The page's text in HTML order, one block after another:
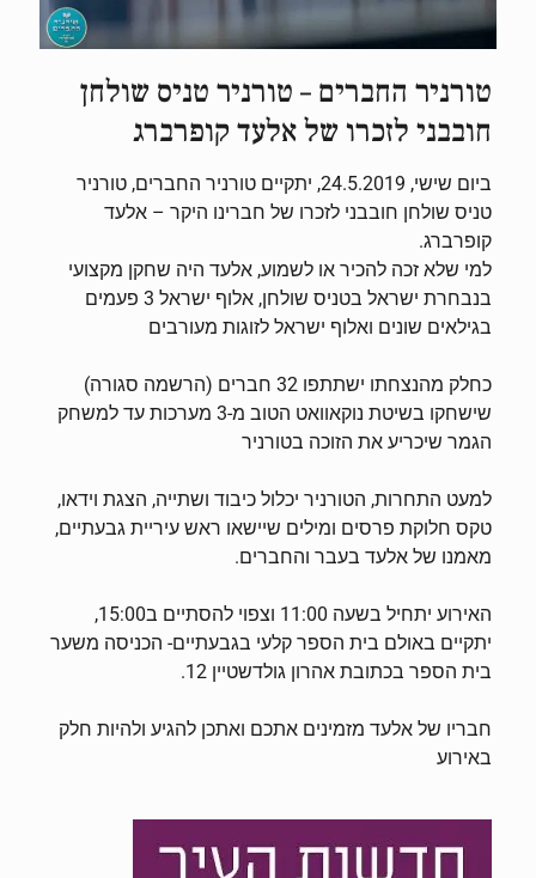
טורניר החברים – טורניר טניס שולחן
חובבני לזכרו של אלעד קופרברג
ביום שישי, 24.5.2019, יתקיים טורניר החברים, טורניר
טניס שולחן חובבני לזכרו של חברינו היקר – אלעד
קופרברג.
למי שלא זכה להכיר או לשמוע, אלעד היה שחקן מקצועי
בנבחרת ישראל בטניס שולחן, אלוף ישראל 3 פעמים
בגילאים שונים ואלוף ישראל לזוגות מעורבים
כחלק מהנצחתו ישתתפו 32 חברים (הרשמה סגורה)
שישחקו בשיטת נוקאוואט הטוב מ-3 מערכות עד למשחק
הגמר שיכריע את הזוכה בטורניר
למעט התחרות, הטורניר יכלול כיבוד ושתייה, הצגת וידאו,
טקס חלוקת פרסים ומילים שיישאו ראש עיריית גבעתיים,
מאמנו של אלעד בעבר והחברים.
האירוע יתחיל בשעה 11:00 וצפוי להסתיים ב15:00,
יתקיים באולם בית הספר קלעי בגבעתיים- הכניסה משער
בית הספר בכתובת אהרון גולדשטיין 12.
חבריו של אלעד מזמינים אתכם ואתכן להגיע ולהיות חלק
באירוע